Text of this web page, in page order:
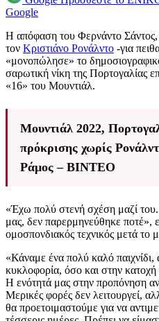
Google
Η απόφαση του Φερνάντο Σάντος,
τον Κριστιάνο Ρονάλντο -για
«μονοπώλησε» το
σαρωτική νίκη της Πορτογαλίας
«16» του Μουντιάλ.
Μουντιάλ 2022,
πρόκρισης χωρίς
Ράμος – ΒΙΝΤΕΟ
«Έχω πολύ στενή σχέση μαζί
μας, δεν παρερμηνεύθηκε ποτέ»,
ομοσπονδιακός τεχνικός μετά το
«Κάναμε ένα πολύ καλό παιχνίδι,
κυκλοφορία, όσο και στην
Η ενότητά μας στην προπόνηση
Μερικές φορές δεν λειτουργεί,
θα προετοιμαστούμε για να